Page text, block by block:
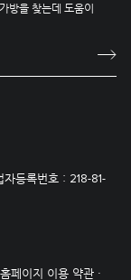
방을 찾는데 도움이
등록번호 : 218-81-
홈페이지 이용 약관 ·